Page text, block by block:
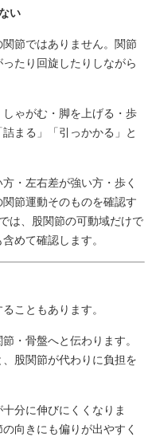
い
節ではありません。関節
たり回旋したりしながら
ゃがむ・脚を上げる・歩
まる」「引っかかる」と
・左右差が強い方・歩く
節運動そのものを確認す
は、股関節の可動域だけで
めて確認します。
こともあります。
・骨盤へと伝わります。
股関節が代わりに負担を
分に伸びにくくなりま
向きにも偏りが出やすく